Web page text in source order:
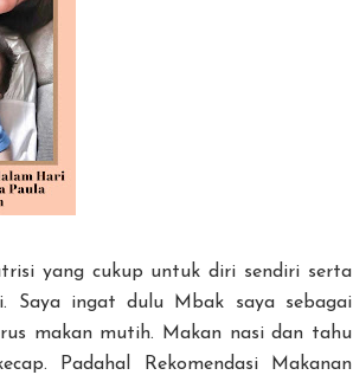
yang cukup untuk diri sendiri serta
Saya ingat dulu Mbak saya sebagai
makan mutih. Makan nasi dan tahu
Padahal Rekomendasi Makanan